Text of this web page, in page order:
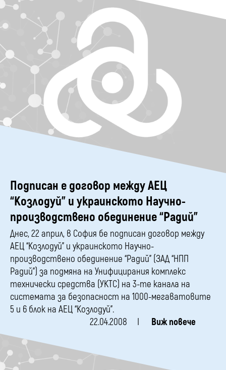
Подписан e договор между АЕЦ
“Козлодуй” и украинското Научно-
производствено обединение “Радий”
Днес, 22 април, в София бе подписан договор между
АЕЦ “Козлодуй” и украинското Научно-
производствено обединение “Радий” (ЗАД “НПП
Радий”) за подмяна на Унифицирания комплекс
технически средства (УКТС) на 3-те канала на
системата за безопасност на 1000-мегаватовите
5 и 6 блок на АЕЦ “Козлодуй”.
22.04.2008
Виж повече